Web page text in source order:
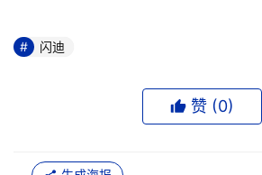
被eMMC
的进程。随后的UFS 2.1则
性，成为智能手机主流存储方案，在更大
性能翻倍，还加入了专为汽车市场引入
闪迪
赞 (0)